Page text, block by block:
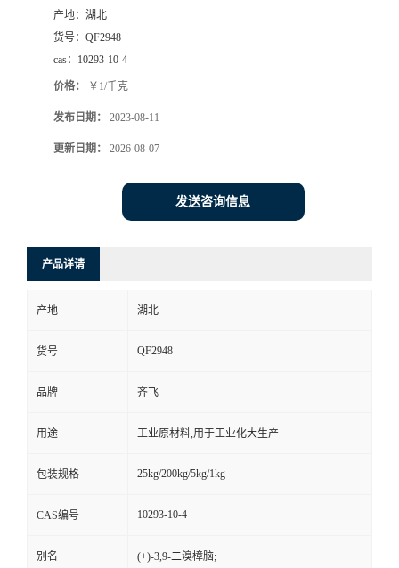
产地： 湖北
货号： QF2948
cas： 10293-10-4
价格： ￥1/千克
发布日期： 2023-08-11
更新日期： 2026-08-07
发送咨询信息
产品详请
产地 湖北
货号 QF2948
品牌 齐飞
用途 工业原材料,用于工业化大生产
包装规格 25kg/200kg/5kg/1kg
CAS编号 10293-10-4
别名 (+)-3,9-二溴樟脑;